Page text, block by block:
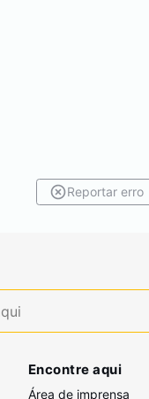
Reportar erro
Encontre aqui
Área de imprensa